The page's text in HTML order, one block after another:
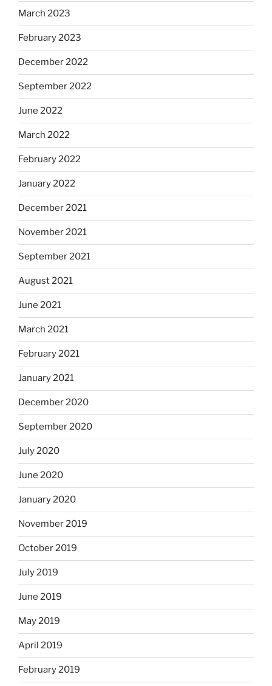
March 2023
February 2023
December 2022
September 2022
June 2022
March 2022
February 2022
January 2022
December 2021
November 2021
September 2021
August 2021
June 2021
March 2021
February 2021
January 2021
December 2020
September 2020
July 2020
June 2020
January 2020
November 2019
October 2019
July 2019
June 2019
May 2019
April 2019
February 2019